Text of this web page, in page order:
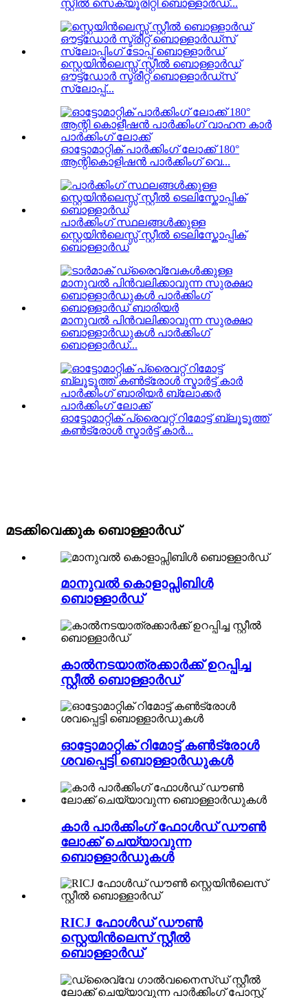
സ്റ്റീൽ സെക്യൂരിറ്റി ബൊള്ളാർഡ്...
സ്റ്റെയിൻലെസ്സ് സ്റ്റീൽ ബൊള്ളാർഡ്
ഔട്ട്ഡോർ സ്ട്രീറ്റ് ബൊള്ളാർഡ്സ്
സ്ലോപ്പ്...
ഓട്ടോമാറ്റിക് പാർക്കിംഗ് ലോക്ക് 180°
ആന്റികൊളിഷൻ പാർക്കിംഗ് വെ...
പാർക്കിംഗ് സ്ഥലങ്ങൾക്കുള്ള
സ്റ്റെയിൻലെസ്സ് സ്റ്റീൽ ടെലിസ്കോപ്പിക്
ബൊള്ളാർഡ്
മാനുവൽ പിൻവലിക്കാവുന്ന സുരക്ഷാ
ബൊള്ളാർഡുകൾ പാർക്കിംഗ്
ബൊള്ളാർഡ്...
ഓട്ടോമാറ്റിക് പ്രൈവറ്റ് റിമോട്ട് ബ്ലൂടൂത്ത്
കൺട്രോൾ സ്മാർട്ട് കാർ...
മടക്കിവെക്കുക ബൊള്ളാർഡ്
മാനുവൽ കൊളാപ്സിബിൾ
ബൊള്ളാർഡ്
കാൽനടയാത്രക്കാർക്ക് ഉറപ്പിച്ച
സ്റ്റീൽ ബൊള്ളാർഡ്
ഓട്ടോമാറ്റിക് റിമോട്ട് കൺട്രോൾ
ശവപ്പെട്ടി ബൊള്ളാർഡുകൾ
കാർ പാർക്കിംഗ് ഫോൾഡ് ഡൗൺ
ലോക്ക് ചെയ്യാവുന്ന
ബൊള്ളാർഡുകൾ
RICJ ഫോൾഡ് ഡൗൺ
സ്റ്റെയിൻലെസ് സ്റ്റീൽ
ബൊള്ളാർഡ്